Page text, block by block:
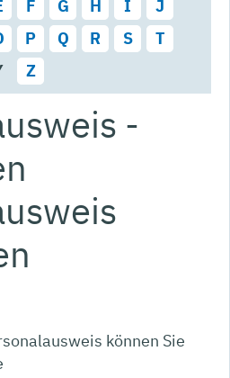
F G H I
J
P Q R S
T
Z
-
können Sie